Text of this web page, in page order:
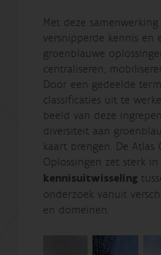
Met deze
versnipperde kennis en
groenblauwe
centraliseren,
Door een gedeelde
classificaties uit te
beeld van deze
diversiteit aan
kaart brengen. De Atlas
Oplossingen zet sterk
kennisuitwisseling
onderzoek vanuit
en domeinen.